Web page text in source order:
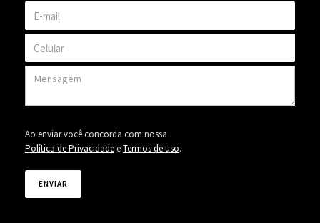
Ao enviar você concorda com nossa
Política de PrivacidadeeTermos de uso.